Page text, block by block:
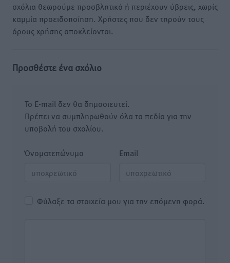
σχόλια θεωρούμε προσβλητικά ή περιέχουν ύβρεις, χωρίς
καμμία προειδοποίηση. Χρήστες που δεν τηρούν τους
όρους χρήσης αποκλείονται.
Προσθέστε ένα σχόλιο
Το E-mail δεν θα δημοσιευτεί.
Πρέπει να συμπληρωθούν όλα τα πεδία για την
υποβολή του σχολίου.
Όνοματεπώνυμο Email
Φύλαξε τα στοιχεία μου για την επόμενη φορά.